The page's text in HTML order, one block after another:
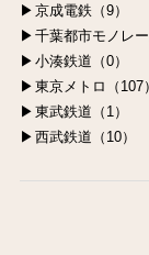
京成電鉄（9）
千葉都市モノレー
小湊鉄道（0）
東京メトロ（107）
東武鉄道（1）
西武鉄道（10）